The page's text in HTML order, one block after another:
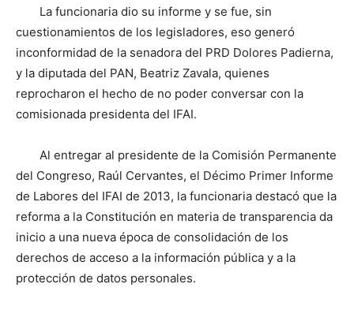
La funcionaria dio su informe y se fue, sin
cuestionamientos de los legisladores, eso generó
inconformidad de la senadora del PRD Dolores Padierna,
y la diputada del PAN, Beatriz Zavala, quienes
reprocharon el hecho de no poder conversar con la
comisionada presidenta del IFAI.
Al entregar al presidente de la Comisión Permanente
del Congreso, Raúl Cervantes, el Décimo Primer Informe
de Labores del IFAI de 2013, la funcionaria destacó que la
reforma a la Constitución en materia de transparencia da
inicio a una nueva época de consolidación de los
derechos de acceso a la información pública y a la
protección de datos personales.